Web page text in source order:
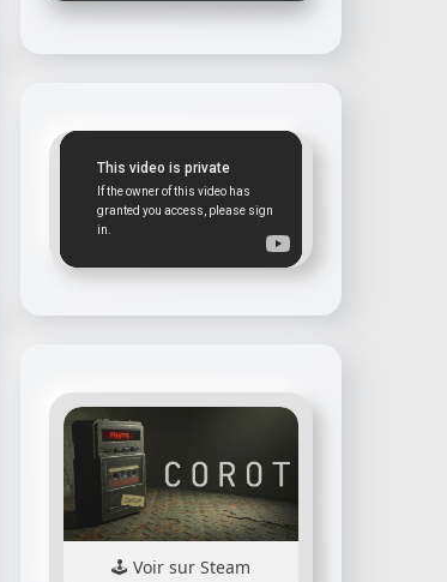
Voir sur Steam